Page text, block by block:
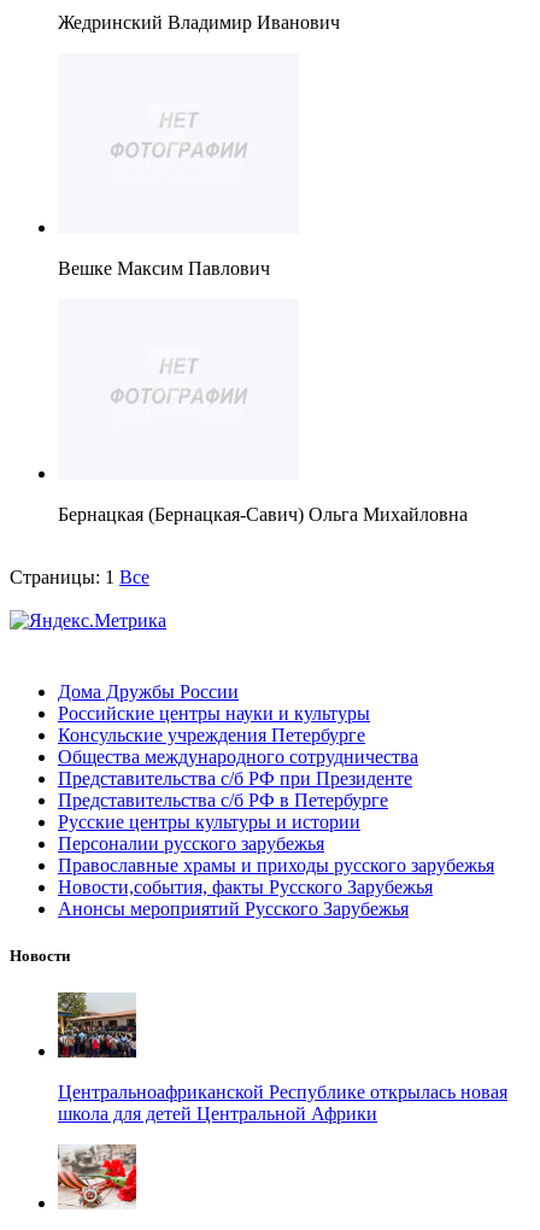
Жедринский Владимир Иванович
Вешке Максим Павлович
Бернацкая (Бернацкая-Савич) Ольга Михайловна
Страницы: 1 Все
Дома Дружбы России
Российские центры науки и культуры
Консульские учреждения Петербурге
Общества международного сотрудничества
Представительства с/б РФ при Президенте
Представительства с/б РФ в Петербурге
Русские центры культуры и истории
Персоналии русского зарубежья
Православные храмы и приходы русского зарубежья
Новости,события, факты Русского Зарубежья
Анонсы мероприятий Русского Зарубежья
Новости
Центральноафриканской Республике открылась новая
школа для детей Центральной Африки